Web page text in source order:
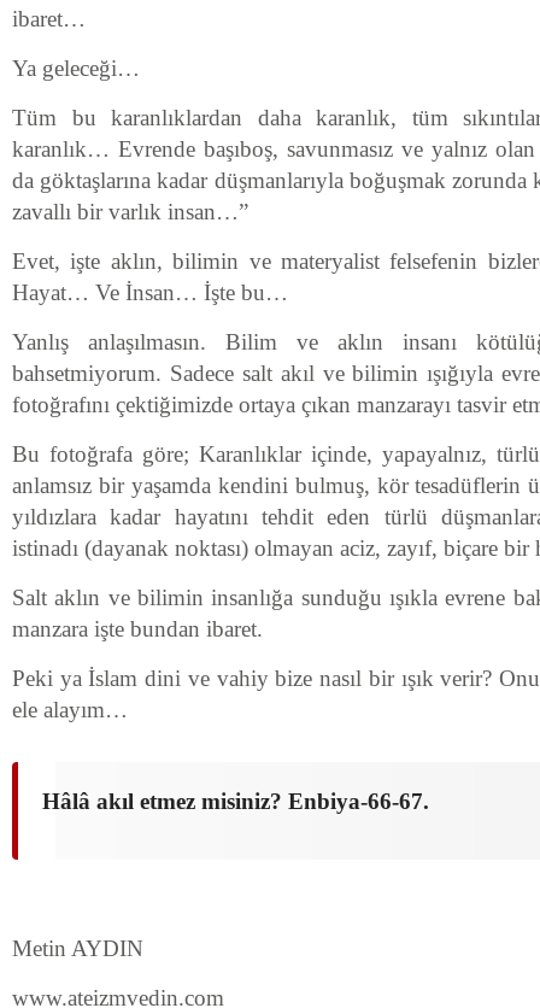
ibaret…
Ya geleceği…
Tüm bu karanlıklardan daha karanlık, tüm
karanlık… Evrende başıboş, savunmasız ve yalnız
da göktaşlarına kadar düşmanlarıyla boğuşmak zorunda
zavallı bir varlık insan…”
Evet, işte aklın, bilimin ve materyalist felsefenin
Hayat… Ve İnsan… İşte bu…
Yanlış anlaşılmasın. Bilim ve aklın insanı
bahsetmiyorum. Sadece salt akıl ve bilimin ışığıyla
fotoğrafını çektiğimizde ortaya çıkan manzarayı tasvir
Bu fotoğrafa göre; Karanlıklar içinde, yapayalnız,
anlamsız bir yaşamda kendini bulmuş, kör
yıldızlara kadar hayatını tehdit eden türlü
istinadı (dayanak noktası) olmayan aciz, zayıf, biçare
Salt aklın ve bilimin insanlığa sunduğu ışıkla evrene
manzara işte bundan ibaret.
Peki ya İslam dini ve vahiy bize nasıl bir ışık verir?
ele alayım…
Hâlâ akıl etmez misiniz? Enbiya-66-67.
Metin AYDIN
www.ateizmvedin.com